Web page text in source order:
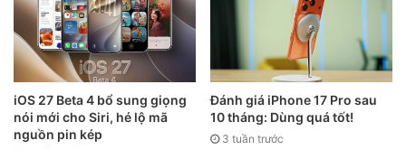
Ảnh render iPhone 13 màu cam.
Các kết xuất ở đây cho thấy iPhone 13 màu cam sáng, có
thể đồng nghĩa với việc iPhone 13 Pro và iPhone 13 Pro
Max có thể có màu nhạt hơn – ví dụ như màu đồng thay vì
iOS 27 Beta 4 bổ sung giọng
nói mới cho Siri, hé lộ mã
nguồn pin kép
Đánh giá iPhone 17 Pro sau
10 tháng: Dùng quá tốt!
3 tuần trước